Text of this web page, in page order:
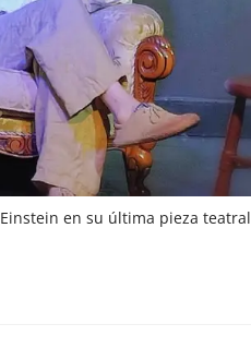
en su última pieza teatral